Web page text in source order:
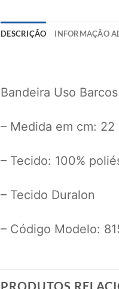
DESCRIÇÃO INFORMAÇÃO
Bandeira Uso
– Medida em cm:
– Tecido: 100%
– Tecido Duralon
– Código Modelo:
PRODUTOS